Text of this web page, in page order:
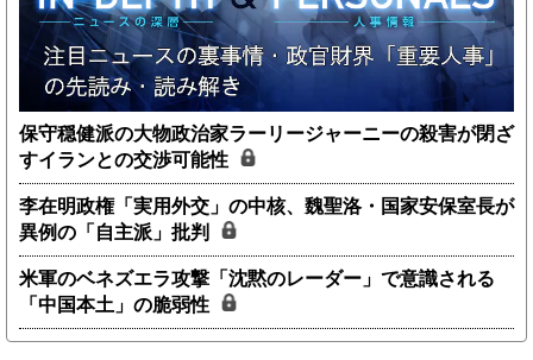
保守穏健派の大物政治家ラーリージャーニーの殺害が閉ざ
すイランとの交渉可能性
李在明政権「実用外交」の中核、魏聖洛・国家安保室長が
異例の「自主派」批判
米軍のベネズエラ攻撃「沈黙のレーダー」で意識される
「中国本土」の脆弱性